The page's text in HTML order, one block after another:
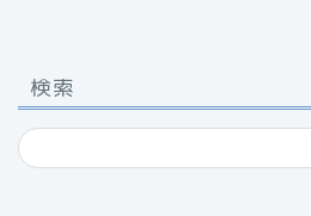
検索